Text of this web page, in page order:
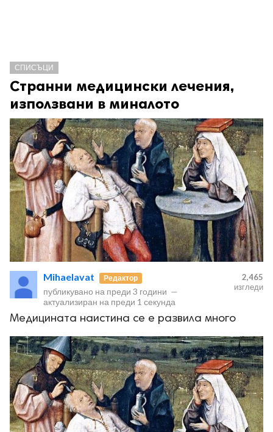
СПИСЪЦИ
Странни медицински лечения,
използвани в миналото
Mihaelavat Редактор
публикувано на преди 3 години —
актуализиран на преди 1 секунда
2,465
изгледи
Медицината наистина се е развила много